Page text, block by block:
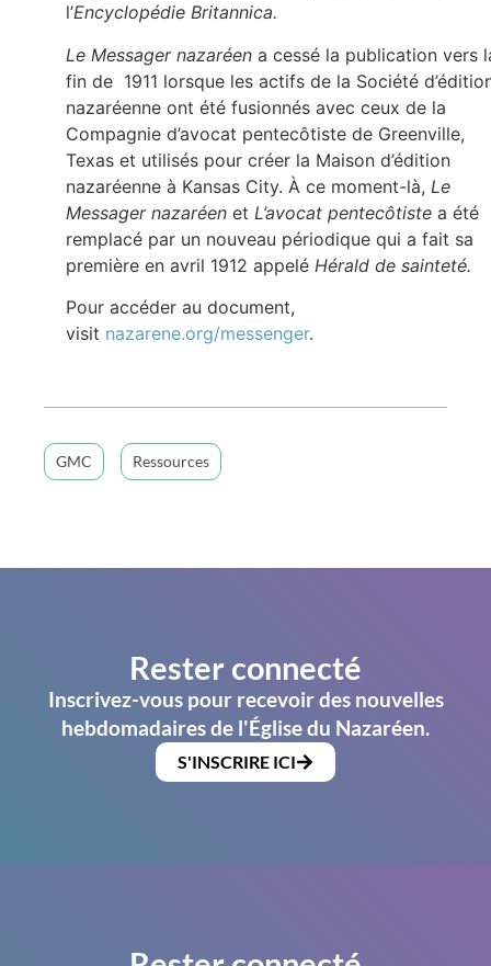
l’Encyclopédie Britannica.
Le Messager nazaréen a cessé la publication vers
fin de 1911 lorsque les actifs de la Société
nazaréenne ont été fusionnés avec ceux de la
Compagnie d’avocat pentecôtiste de Greenville,
Texas et utilisés pour créer la Maison d’édition
nazaréenne à Kansas City. À ce moment-là, Le
Messager nazaréen et L’avocat pentecôtiste a été
remplacé par un nouveau périodique qui a fait sa
première en avril 1912 appelé Hérald de sainteté.
Pour accéder au document,
visit nazarene.org/messenger.
GMC Ressources
Rester connecté
Inscrivez-vous pour recevoir des nouvelles
hebdomadaires de l'Église du Nazaréen.
S'INSCRIRE ICI